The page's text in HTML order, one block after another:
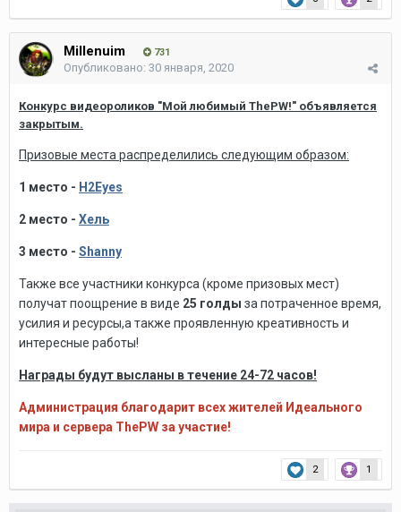
Millenuim 731
Опубликовано: 30 января, 2020
Конкурс видеороликов "Мой любимый ThePW!" объявляется
закрытым.
Призовые места распределились следующим образом:
1 место - H2Eyes
2 место - Хель
3 место - Shanny
Также все участники конкурса (кроме призовых мест)
получат поощрение в виде 25 голды за потраченное время,
усилия и ресурсы,а также проявленную креативность и
интересные работы!
Награды будут высланы в течение 24-72 часов!
Администрация благодарит всех жителей Идеального
мира и сервера ThePW за участие!
2 1